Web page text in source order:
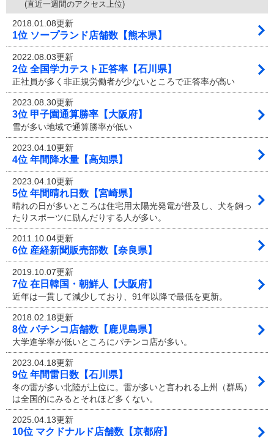
(直近一週間のアクセス上位)
2018.01.08更新
1位 ソープランド店舗数【熊本県】
2022.08.03更新
2位 全国学力テスト正答率【石川県】
正社員が多く非正規労働者が少ないところで正答率が高い
2023.08.30更新
3位 甲子園通算勝率【大阪府】
雪が多い地域で通算勝率が低い
2023.04.10更新
4位 年間降水量【高知県】
2023.04.10更新
5位 年間晴れ日数【宮崎県】
晴れの日が多いところは住宅用太陽光発電が普及し、犬を飼っ
たりスポーツに励んだりする人が多い。
2011.10.04更新
6位 産経新聞販売部数【奈良県】
2019.10.07更新
7位 在日韓国・朝鮮人【大阪府】
近年は一貫して減少しており、91年以降で最低を更新。
2018.02.18更新
8位 パチンコ店舗数【鹿児島県】
大学進学率が低いところにパチンコ店が多い。
2023.04.18更新
9位 年間雷日数【石川県】
冬の雷が多い北陸が上位に。雷が多いと言われる上州（群馬）
は全国的にみるとそれほど多くない。
2025.04.13更新
10位 マクドナルド店舗数【京都府】